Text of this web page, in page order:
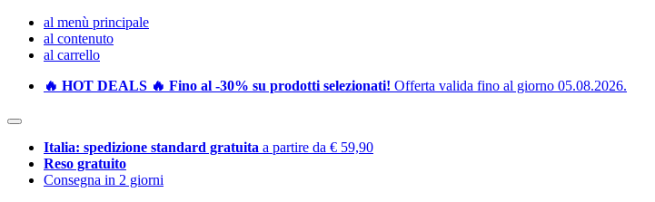
al menù principale
al contenuto
al carrello
🔥 HOT DEALS 🔥 Fino al -30% su prodotti selezionati! Offerta valida fino al giorno 05.08.2026.
Italia: spedizione standard gratuita a partire da € 59,90
Reso gratuito
Consegna in 2 giorni